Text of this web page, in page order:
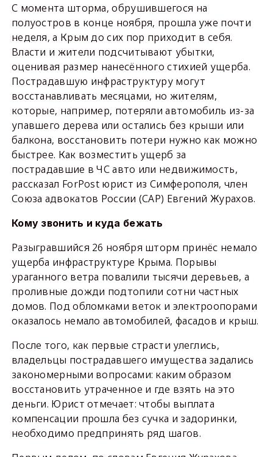
С момента шторма, обрушившегося на
полуостров в конце ноября, прошла уже почти
неделя, а Крым до сих пор приходит в себя.
Власти и жители подсчитывают убытки,
оценивая размер нанесённого стихией ущерба.
Пострадавшую инфраструктуру могут
восстанавливать месяцами, но жителям,
которые, например, потеряли автомобиль из-за
упавшего дерева или остались без крыши или
балкона, восстановить потери нужно как можно
быстрее. Как возместить ущерб за
пострадавшие в ЧС авто или недвижимость,
рассказал ForPost юрист из Симферополя, член
Союза адвокатов России (САР) Евгений Журахов.
Кому звонить и куда бежать
Разыгравшийся 26 ноября шторм принёс немало
ущерба инфраструктуре Крыма. Порывы
ураганного ветра повалили тысячи деревьев, а
проливные дожди подтопили сотни частных
домов. Под обломками веток и электроопорами
оказалось немало автомобилей, фасадов и крыш.
После того, как первые страсти улеглись,
владельцы пострадавшего имущества задались
закономерными вопросами: каким образом
восстановить утраченное и где взять на это
деньги. Юрист отмечает: чтобы выплата
компенсации прошла без сучка и задоринки,
необходимо предпринять ряд шагов.